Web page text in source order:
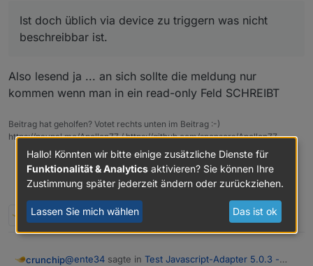
Ist doch üblich via device zu triggern was nicht
beschreibbar ist.
Also lesend ja ... an sich sollte die meldung nur
kommen wenn man in ein read-only Feld SCHREIBT
Beitrag hat geholfen? Votet rechts unten im Beitrag :-)
https://paypal.me/Apollon77 / https://github.com/sponsors/Apollon77
Debug-Log für Instanz einschalten? Admin -> Instanzen ->
Expertenmodus -> Instanz aufklappen - Loglevel ändern
Logfiles auf Platte /opt/iobroker/log/… nutzen, Admin schneidet
Zeilen ab
1 Antwort 0
crunchip@ente34 sagte in Test Javascript-Adapter 5.0.3 -
Hallo! Könnten wir bitte einige zusätzliche Dienste für
Funktionalität & Analytics aktivieren? Sie können Ihre
Zustimmung später jederzeit ändern oder zurückziehen.
Lassen Sie mich wählen Das ist ok